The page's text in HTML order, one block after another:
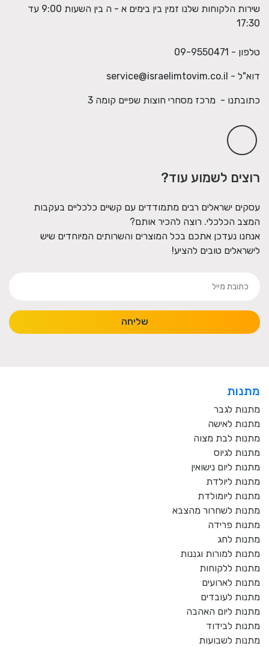
שירות הלקוחות שלנו זמין בין בימים א - ה בין השעות 9:00 עד
17:30
טלפון - 09-9550471
דוא"ל - service@israelimtovim.co.il
כתובתנו - מרכז מסחרי חוצות שפיים קומה 3
רוצים לשמוע עוד?
עסקים ישראלים רבים מתמודדים עם קשיים כלכליים בעקבות
המצב הכלכלי. רוצה להכיר אותם?
אנחנו נעדכן אתכם בכל המוצרים והשרותים המיוחדים שיש
לישראלים טובים להציע!
שליחה
מתנות
מתנות לגבר
מתנות לאישה
מתנות לבת מצוה
מתנות לגיוס
מתנות ליום נישואין
מתנות ליולדת
מתנות ליומולדת
מתנות לשחרור מהצבא
מתנות פרידה
מתנות לחג
מתנות למורות וגננות
מתנות ללקוחות
מתנות לארועים
מתנות לעובדים
מתנות ליום האהבה
מתנות לבידוד
מתנות לשבועות